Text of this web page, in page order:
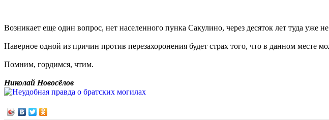
Возникает еще один вопрос, нет населенного пунка Сакулино, через десяток лет туда уже
Наверное одной из причин против перезахоронения будет страх того, что в данном месте
Помним, гордимся, чтим.
Николай Новосёлов